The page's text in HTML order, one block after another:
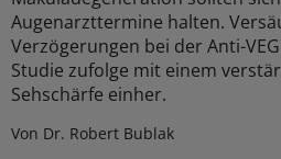
Augenarzttermine halten.
Verzögerungen bei der Anti-
Studie zufolge mit einem
Sehschärfe einher.
Von Dr. Robert Bublak